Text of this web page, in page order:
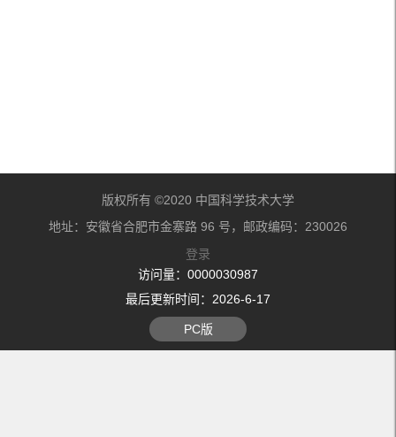
版权所有 ©2020 中国科学技术大学
地址：安徽省合肥市金寨路 96 号，邮政编码：230026
登录
访问量： 0000030987
最后更新时间： 2026-6-17
PC版